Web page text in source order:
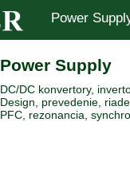
Power
Power Supply
DC/DC konvertory,
Design, prevedenie,
PFC, rezonancia,